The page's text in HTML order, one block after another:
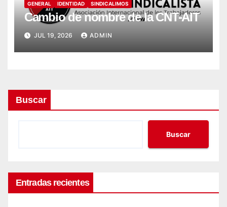
GENERAL IDENTIDAD SINDICALIMOS
Cambio de nombre de la CNT-AIT
JUL 19, 2026 ADMIN
Buscar
Buscar
Entradas recientes